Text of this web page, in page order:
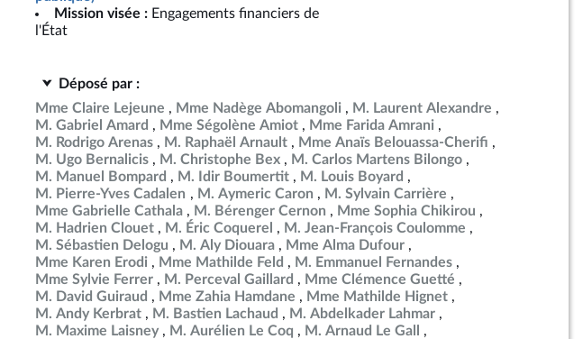
Date de dépôt
9 janvier 2026
8 janvier 2026
6 janvier 2026
6 janvier 2026
Mission visée : Engagements financiers de
l'État
Déposé par :
Mme Claire Lejeune
Mme Nadège Abomangoli
M. Laurent Alexandre
M. Gabriel Amard
Mme Ségolène Amiot
Mme Farida Amrani
M. Rodrigo Arenas
M. Raphaël Arnault
Mme Anaïs Belouassa-Cherifi
M. Ugo Bernalicis
M. Christophe Bex
M. Carlos Martens Bilongo
M. Manuel Bompard
M. Idir Boumertit
M. Louis Boyard
M. Pierre-Yves Cadalen
M. Aymeric Caron
M. Sylvain Carrière
Mme Gabrielle Cathala
M. Bérenger Cernon
Mme Sophia Chikirou
M. Hadrien Clouet
M. Éric Coquerel
M. Jean-François Coulomme
M. Sébastien Delogu
M. Aly Diouara
Mme Alma Dufour
Mme Karen Erodi
Mme Mathilde Feld
M. Emmanuel Fernandes
Mme Sylvie Ferrer
M. Perceval Gaillard
Mme Clémence Guetté
M. David Guiraud
Mme Zahia Hamdane
Mme Mathilde Hignet
M. Andy Kerbrat
M. Bastien Lachaud
M. Abdelkader Lahmar
M. Maxime Laisney
M. Aurélien Le Coq
M. Arnaud Le Gall